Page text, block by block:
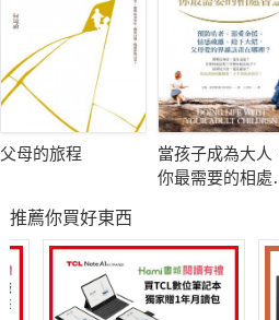
父母的旅程
當孩子成為大人
你最需要的相處
離、鑄下大錯，
母愛的界線該畫
哪裡？
推薦你買好東西